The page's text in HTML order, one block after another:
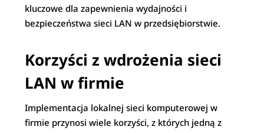
kluczowe dla zapewnienia wydajności i
bezpieczeństwa sieci LAN w przedsiębiorstwie.
Korzyści z wdrożenia sieci
LAN w firmie
Implementacja lokalnej sieci komputerowej w
firmie przynosi wiele korzyści, z których jedną z